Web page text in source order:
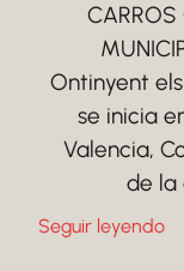
CARROS
Ontinyent
se inicia
Valencia,
de la
Seguir leyendo